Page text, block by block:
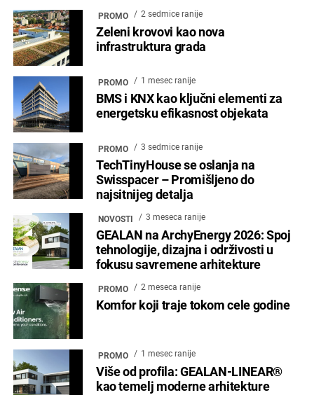
PROMO 2 sedmice ranije
Zeleni krovovi kao nova
infrastruktura grada
PROMO 1 mesec ranije
BMS i KNX kao ključni elementi za
energetsku efikasnost objekata
PROMO 3 sedmice ranije
TechTinyHouse se oslanja na
Swisspacer – Promišljeno do
najsitnijeg detalja
NOVOSTI 3 meseca ranije
GEALAN na ArchyEnergy 2026: Spoj
tehnologije, dizajna i održivosti u
fokusu savremene arhitekture
PROMO 2 meseca ranije
Komfor koji traje tokom cele godine
PROMO 1 mesec ranije
Više od profila: GEALAN-LINEAR®
kao temelj moderne arhitekture